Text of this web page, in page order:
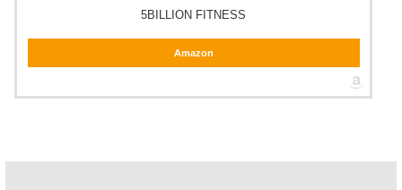
5BILLION FITNESS
Amazon